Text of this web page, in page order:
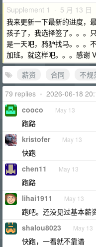
Supplement 1 · 5 月 13 日
我来更新一下最新的进度，
孩子了，我选择签了。。。
是一天吧，骑驴找马。。。
加班。就这样吧。。。感谢
薪资
合同
不规
79 replies • 2026-06-18
cooco May 13
跑路
kristofer May 13
快跑
chen11 May 13
跑路
lihai1911 May 13
跑吧。还没见过基本薪
shalou8023 May 13
快跑，一看就不靠谱